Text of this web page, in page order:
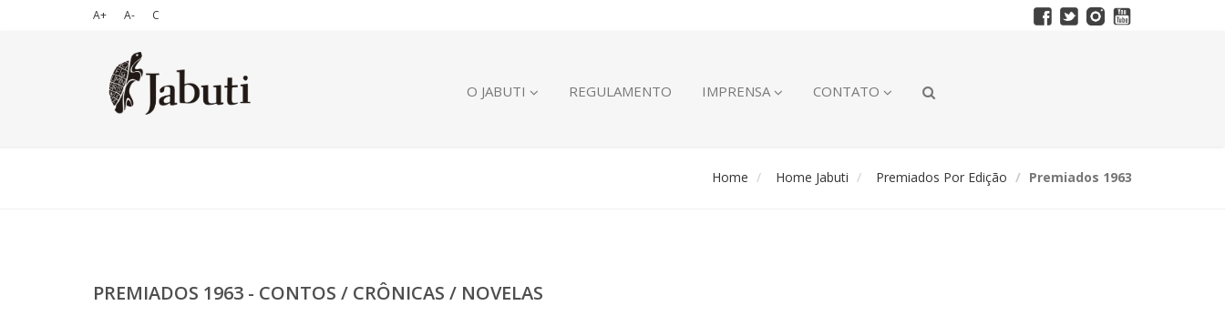
A+ A- C
O JABUTI REGULAMENTO IMPRENSA CONTATO
Home Home Jabuti Premiados Por Edição Premiados 1963
PREMIADOS 1963 - CONTOS / CRÔNICAS / NOVELAS